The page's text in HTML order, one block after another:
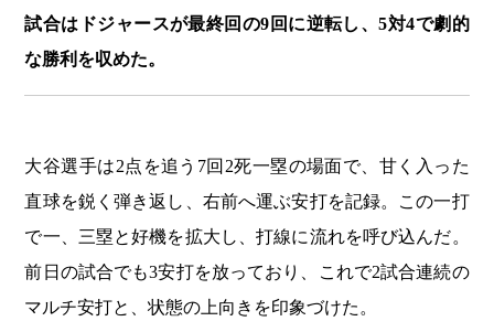
試合はドジャースが最終回の9回に逆転し、5対4で劇的
な勝利を収めた。
大谷選手は2点を追う7回2死一塁の場面で、甘く入った
直球を鋭く弾き返し、右前へ運ぶ安打を記録。この一打
で一、三塁と好機を拡大し、打線に流れを呼び込んだ。
前日の試合でも3安打を放っており、これで2試合連続の
マルチ安打と、状態の上向きを印象づけた。